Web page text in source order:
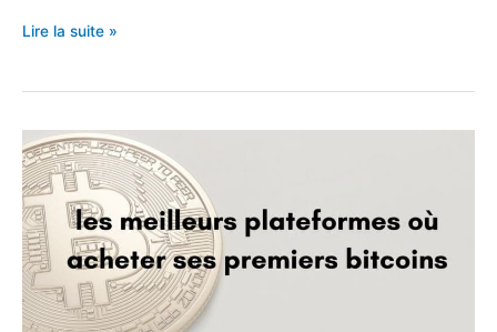
Le
Salarial
en
France
:
le
Cadre
Législatif
Lire la suite »